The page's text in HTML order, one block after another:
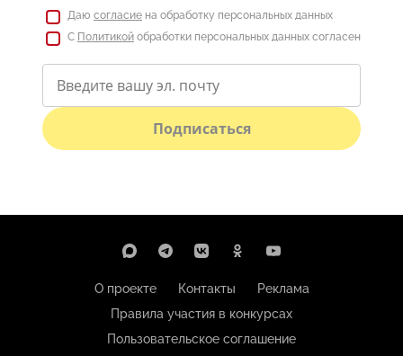
Даю согласие на обработку персональных данных
С Политикой обработки персональных данных согласен
Подписаться
О проекте Контакты
Реклама
Правила участия в конкурсах
Пользовательское соглашение